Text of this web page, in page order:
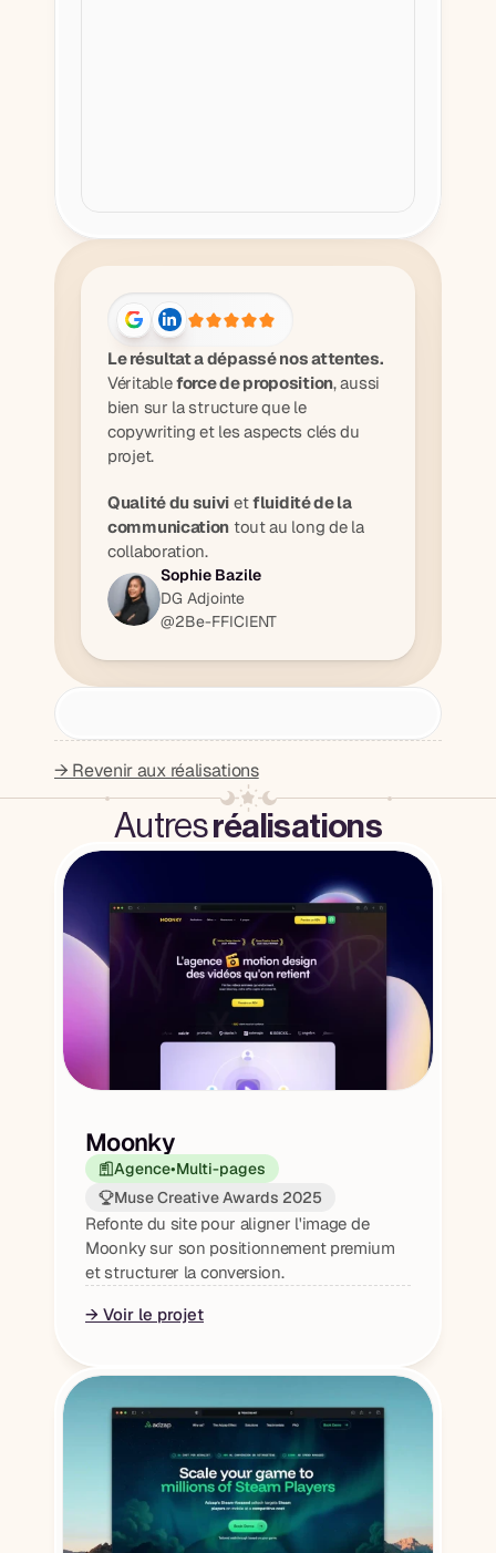
Véritable force de proposition, aussi
bien sur la structure que le
copywriting et les aspects clés du
projet.
Qualité du suivi et fluidité de la
communication tout au long de la
collaboration.
Sophie Bazile
DG Adjointe
@2Be-FFICIENT
→ Revenir aux réalisations
Autresréalisations
Moonky
Agence•Multi-pages
Muse Creative Awards 2025
Refonte du site pour aligner l'image de
Moonky sur son positionnement premium
et structurer la conversion.
→ Voir le projet